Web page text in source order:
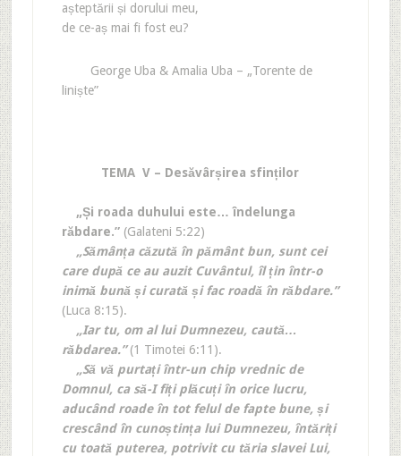
așteptării și dorului meu,
de ce-aș mai fi fost eu?
George Uba & Amalia Uba – „Torente de
liniște”
TEMA V – Desăvârșirea sfinților
„Și roada duhului este… îndelunga
răbdare.”(Galateni 5:22)
„Sămânța căzută în pământ bun, sunt cei
care după ce au auzit Cuvântul, îl țin într-o
inimă bună și curată și fac roadă în răbdare.”
(Luca 8:15).
„Iar tu, om al lui Dumnezeu, caută…
răbdarea.”(1 Timotei 6:11).
„Să vă purtați într-un chip vrednic de
Domnul, ca să-I fiți plăcuți în orice lucru,
aducând roade în tot felul de fapte bune, și
crescând în cunoștința lui Dumnezeu, întăriți
cu toată puterea, potrivit cu tăria slavei Lui,